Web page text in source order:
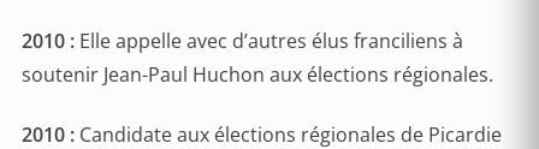
2010 : Elle appelle avec d’autres élus franciliens à
soutenir Jean-Paul Huchon aux élections régionales.
2010 : Candidate aux élections régionales de Picardie